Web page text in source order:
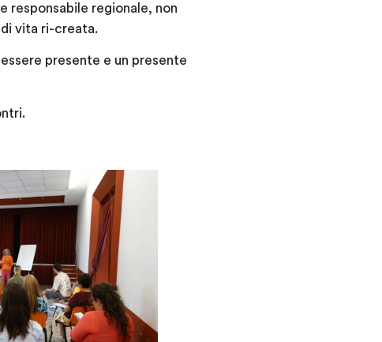
responsabile regionale, non
vita ri-creata.
presente e un presente